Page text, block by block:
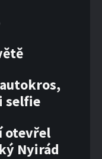
selfie
otevřel
Nyirád